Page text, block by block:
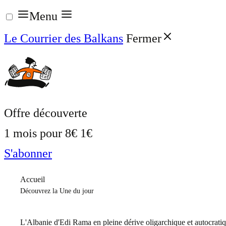
Aller
au
contenu
Menu
Le Courrier des Balkans Fermer
Offre découverte
1 mois pour 8€ 1€
S'abonner
Accueil
Découvrez la Une du jour
L'Albanie d'Edi Rama en pleine dérive oligarchique et